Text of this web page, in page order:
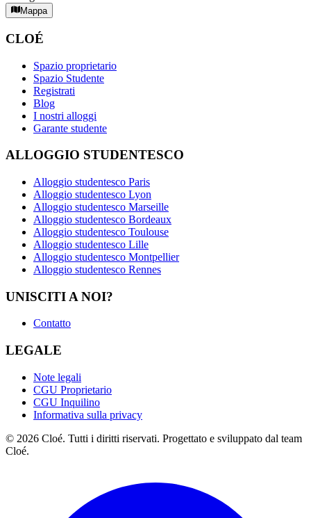
Mappa
CLOÉ
Spazio proprietario
Spazio Studente
Registrati
Blog
I nostri alloggi
Garante studente
ALLOGGIO STUDENTESCO
Alloggio studentesco Paris
Alloggio studentesco Lyon
Alloggio studentesco Marseille
Alloggio studentesco Bordeaux
Alloggio studentesco Toulouse
Alloggio studentesco Lille
Alloggio studentesco Montpellier
Alloggio studentesco Rennes
UNISCITI A NOI?
Contatto
LEGALE
Note legali
CGU Proprietario
CGU Inquilino
Informativa sulla privacy
© 2026 Cloé. Tutti i diritti riservati. Progettato e sviluppato dal team
Cloé.